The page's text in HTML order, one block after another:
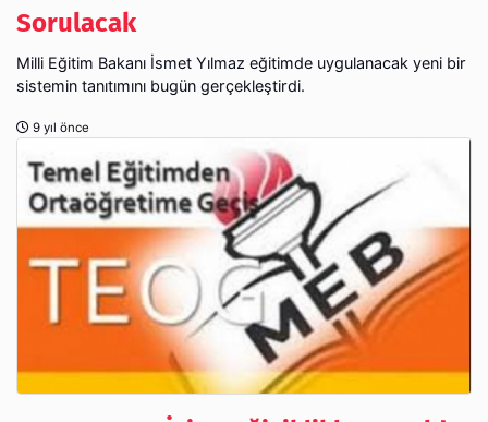
Sorulacak
Milli Eğitim Bakanı İsmet Yılmaz eğitimde uygulanacak yeni bir
sistemin tanıtımını bugün gerçekleştirdi.
9 yıl önce